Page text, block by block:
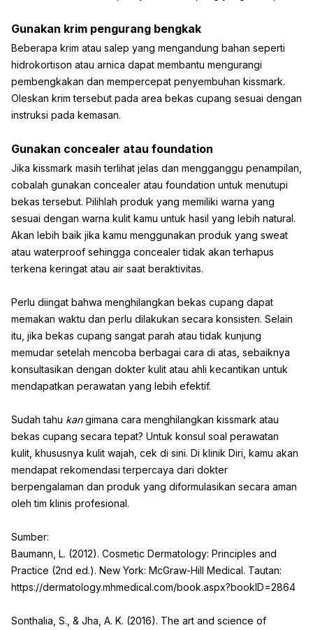
Gunakan krim pengurang bengkak
Beberapa krim atau salep yang mengandung bahan seperti
hidrokortison atau arnica dapat membantu mengurangi
pembengkakan dan mempercepat penyembuhan kissmark.
Oleskan krim tersebut pada area bekas cupang sesuai dengan
instruksi pada kemasan.
Gunakan concealer atau foundation
Jika kissmark masih terlihat jelas dan mengganggu penampilan,
cobalah gunakan concealer atau foundation untuk menutupi
bekas tersebut. Pilihlah produk yang memiliki warna yang
sesuai dengan warna kulit kamu untuk hasil yang lebih natural.
Akan lebih baik jika kamu menggunakan produk yang sweat
atau waterproof sehingga concealer tidak akan terhapus
terkena keringat atau air saat beraktivitas.
Perlu diingat bahwa menghilangkan bekas cupang dapat
memakan waktu dan perlu dilakukan secara konsisten. Selain
itu, jika bekas cupang sangat parah atau tidak kunjung
memudar setelah mencoba berbagai cara di atas, sebaiknya
konsultasikan dengan dokter kulit atau ahli kecantikan untuk
mendapatkan perawatan yang lebih efektif.
Sudah tahu kangimana cara menghilangkan kissmark atau
bekas cupang secara tepat? Untuk konsul soal perawatan
kulit, khususnya kulit wajah, cek di sini. Di klinik Diri, kamu akan
mendapat rekomendasi terpercaya dari dokter
berpengalaman dan produk yang diformulasikan secara aman
oleh tim klinis profesional.
Sumber:
Baumann, L. (2012). Cosmetic Dermatology: Principles and
Practice (2nd ed.). New York: McGraw-Hill Medical. Tautan:
https://dermatology.mhmedical.com/book.aspx?bookID=2864
Sonthalia, S., & Jha, A. K. (2016). The art and science of